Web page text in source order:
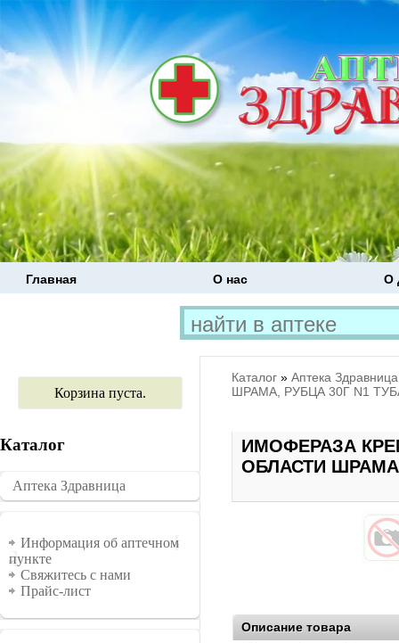
Главная О нас О
Корзина пуста.
Каталог
�������
Аптека Здравница
Информация
Информация об аптечном
пункте
Свяжитесь с нами
Прайс-лист
Каталог » Аптека Здравница
ШРАМА, РУБЦА 30Г N1
ИМОФЕРАЗА
ОБЛАСТИ
Описание товара